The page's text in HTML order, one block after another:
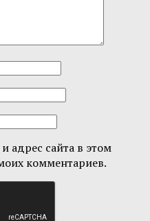
адрес сайта в этом
комментариев.